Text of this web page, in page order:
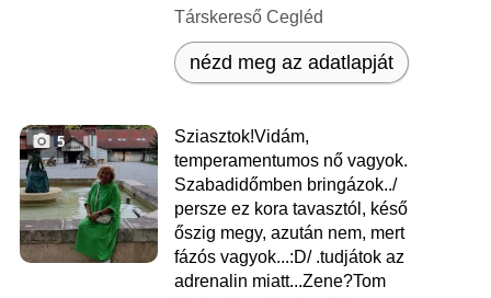
Társkereső Cegléd
nézd meg az adatlapját
5
Sziasztok!Vidám,
temperamentumos nő vagyok.
Szabadidőmben bringázok../
persze ez kora tavasztól, késő
őszig megy, azután nem, mert
fázós vagyok...:D/ .tudjátok az
adrenalin miatt...Zene?Tom